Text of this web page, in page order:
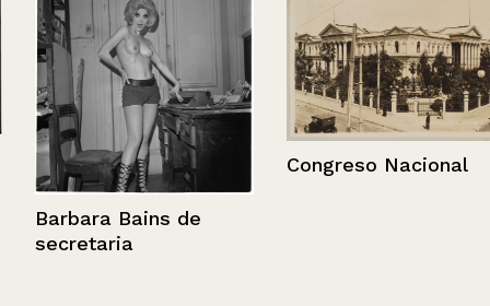
Barbara Bains de
secretaria
Congreso Nacional